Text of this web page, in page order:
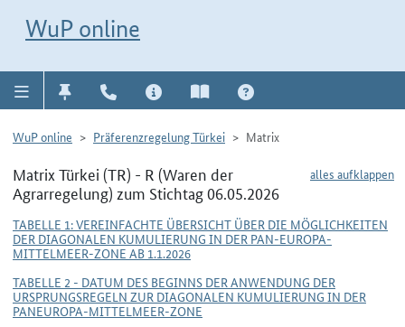
WuP online
WuP online Präferenzregelung Türkei Matrix
alles aufklappen
Matrix Türkei (TR) - R (Waren der
Agrarregelung) zum Stichtag 06.05.2026
TABELLE 1: VEREINFACHTE ÜBERSICHT ÜBER DIE MÖGLICHKEITEN
DER DIAGONALEN KUMULIERUNG IN DER PAN-EUROPA-
MITTELMEER-ZONE AB 1.1.2026
TABELLE 2 - DATUM DES BEGINNS DER ANWENDUNG DER
URSPRUNGSREGELN ZUR DIAGONALEN KUMULIERUNG IN DER
PANEUROPA-MITTELMEER-ZONE